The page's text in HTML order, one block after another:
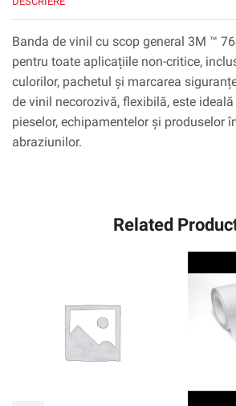
Banda de vinil cu scop general 3M ™
pentru toate aplicațiile non-critice,
culorilor, pachetul și marcarea
de vinil necorozivă, flexibilă, este
pieselor, echipamentelor și produselor
abraziunilor.
Related